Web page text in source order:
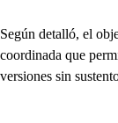
Según detalló, el
coordinada que
versiones sin